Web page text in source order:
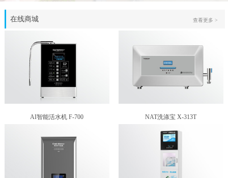
在线商城 查看更多 >
AI智能活水机 F-700 NAT洗涤宝 X-313T